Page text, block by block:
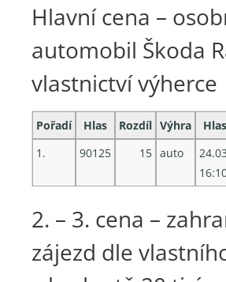
Hlavní cena –
automobil Škoda
vlastnictví výherce
Pořadí Hlas Rozdíl Výhra
1.
90125 15 auto
2. – 3. cena –
zájezd dle